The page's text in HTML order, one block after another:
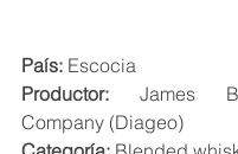
País: Escocia
Productor: James
Company (Diageo)